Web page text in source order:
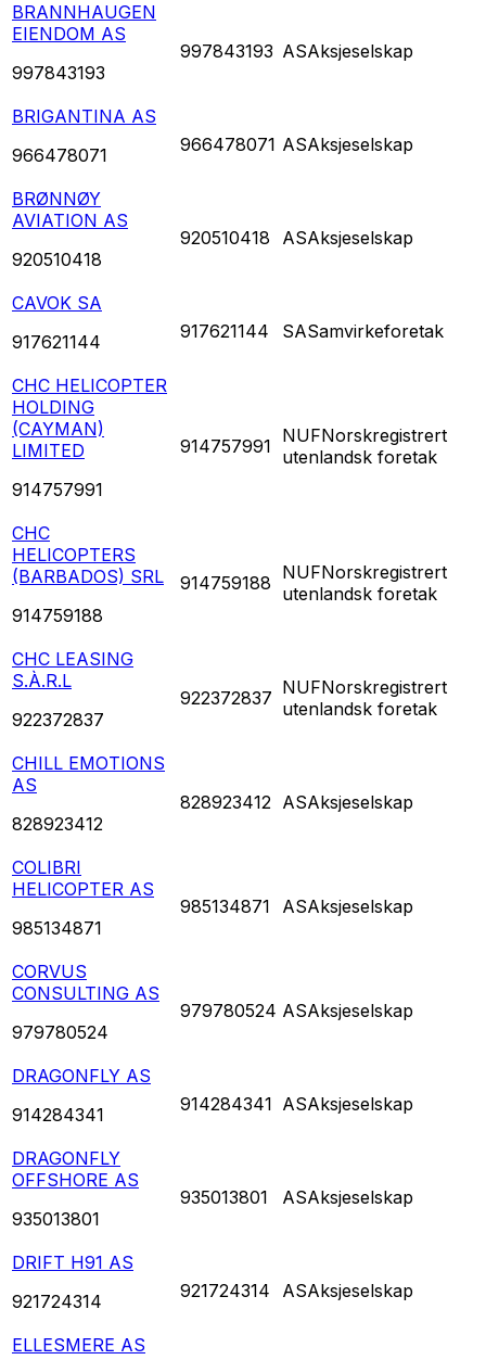
BRANNHAUGEN
EIENDOM AS
997843193
997843193 ASAksjeselskap
BRIGANTINA AS
966478071
966478071 ASAksjeselskap
BRØNNØY
AVIATION AS
920510418
920510418 ASAksjeselskap
CAVOK SA
917621144
917621144 SASamvirkeforetak
CHC HELICOPTER
HOLDING
(CAYMAN)
LIMITED
914757991
914757991 NUFNorskregistrert
utenlandsk foretak
CHC
HELICOPTERS
(BARBADOS) SRL
914759188
914759188 NUFNorskregistrert
utenlandsk foretak
CHC LEASING
S.À.R.L
922372837
922372837 NUFNorskregistrert
utenlandsk foretak
CHILL EMOTIONS
AS
828923412
828923412 ASAksjeselskap
COLIBRI
HELICOPTER AS
985134871
985134871 ASAksjeselskap
CORVUS
CONSULTING AS
979780524
979780524 ASAksjeselskap
DRAGONFLY AS
914284341
914284341 ASAksjeselskap
DRAGONFLY
OFFSHORE AS
935013801
935013801 ASAksjeselskap
DRIFT H91 AS
921724314
921724314 ASAksjeselskap
ELLESMERE AS